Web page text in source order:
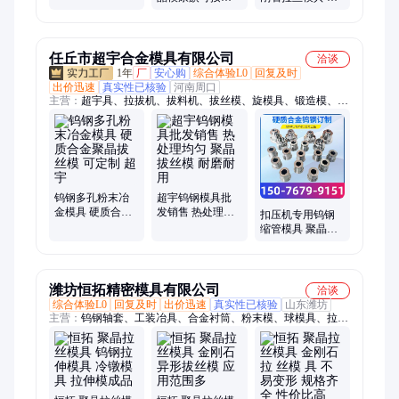
任丘市超宇合金模具有限公司
洽谈
1年 厂 安心购 综合体验L0
回复及时
出价迅速
真实性已核验 河南周口
主营： 超宇具、拉拔机、拔料机、拔丝模、旋模具、锻造模、凹
凸模、合成模、组合模、钻模套、钨钢模、金属模、拉伸模、成
型模、拔丝粉、圆衬套、拔丝油、拉丝机、钢轴套、金刚石、制
钉机、缩径机、拉拔粉、轴承配、钨钢件
钨钢多孔粉末冶
金模具 硬质合金
超宇钨钢模具批
发销售 热处理均
扣压机专用钨钢
缩管模具 聚晶异
潍坊恒拓精密模具有限公司
洽谈
综合体验L0
回复及时 出价迅速 真实性已核验
山东潍坊
主营： 钨钢轴套、工装冶具、合金衬筒、粉末模、球模具、拉丝
模具、钨钢模具、冷镦模具、拉伸模具、合金拉伸模、合金过线
模、合金电池模、合金冲压模、合金冷锻模、合金衬套模具、钨
钢轧辊模具、合金导轮模具、硬质合金、粉末冶金、合金密封
环、合金轴承圈、钨钢耐磨轴套